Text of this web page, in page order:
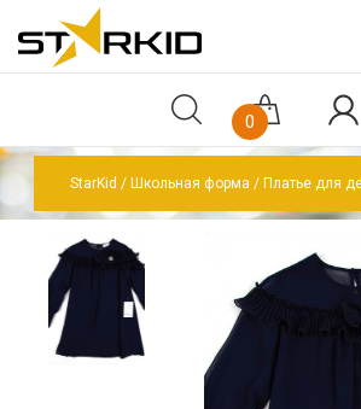
0
StarKid Школьная форма Платье для